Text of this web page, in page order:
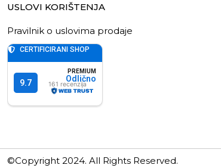
USLOVI KORIŠTENJA
Pravilnik o uslovima prodaje
©Copyright 2024. All Rights Reserved.